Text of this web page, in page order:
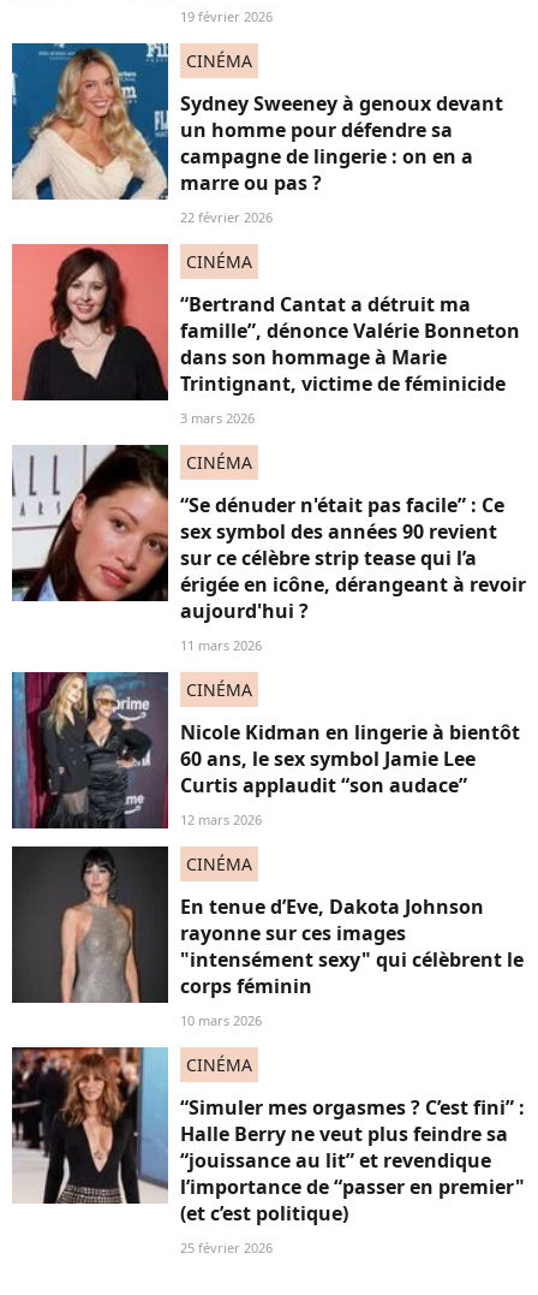
19 février 2026
CINÉMA
Sydney Sweeney à genoux devant
un homme pour défendre sa
campagne de lingerie : on en a
marre ou pas ?
22 février 2026
CINÉMA
“Bertrand Cantat a détruit ma
famille”, dénonce Valérie Bonneton
dans son hommage à Marie
Trintignant, victime de féminicide
3 mars 2026
CINÉMA
“Se dénuder n'était pas facile” : Ce
sex symbol des années 90 revient
sur ce célèbre strip tease qui l’a
érigée en icône, dérangeant à revoir
aujourd'hui ?
11 mars 2026
CINÉMA
Nicole Kidman en lingerie à bientôt
60 ans, le sex symbol Jamie Lee
Curtis applaudit “son audace”
12 mars 2026
CINÉMA
En tenue d’Eve, Dakota Johnson
rayonne sur ces images
"intensément sexy" qui célèbrent le
corps féminin
10 mars 2026
CINÉMA
“Simuler mes orgasmes ? C’est fini” :
Halle Berry ne veut plus feindre sa
“jouissance au lit” et revendique
l’importance de “passer en premier"
(et c’est politique)
25 février 2026